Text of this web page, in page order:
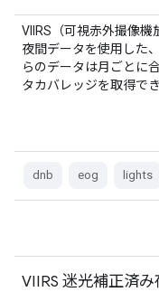
VIIRS（可視赤外撮像
夜間データを使用した
らのデータは月ごとに
タカバレッジを取得で
dnb eog lights
VIIRS 迷光補正済